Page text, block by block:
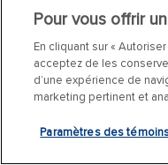
Pour vous offrir
En cliquant sur «
acceptez de les
d’une expérience de
marketing pertinent et
Paramètres des